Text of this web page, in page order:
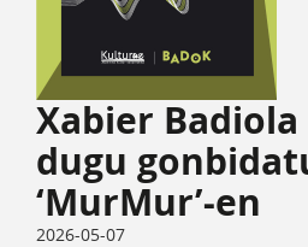
Xabier Badiola
dugu
‘MurMur’-en
2026-05-07